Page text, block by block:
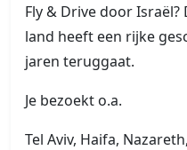
Fly & Drive door
land heeft een rijke
jaren teruggaat.
Je bezoekt o.a.
Tel Aviv, Haifa,